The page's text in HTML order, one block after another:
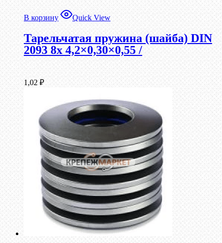
В корзину Quick View
Тарельчатая пружина (шайба) DIN
2093 8x 4,2×0,30×0,55 /
1,02 ₽